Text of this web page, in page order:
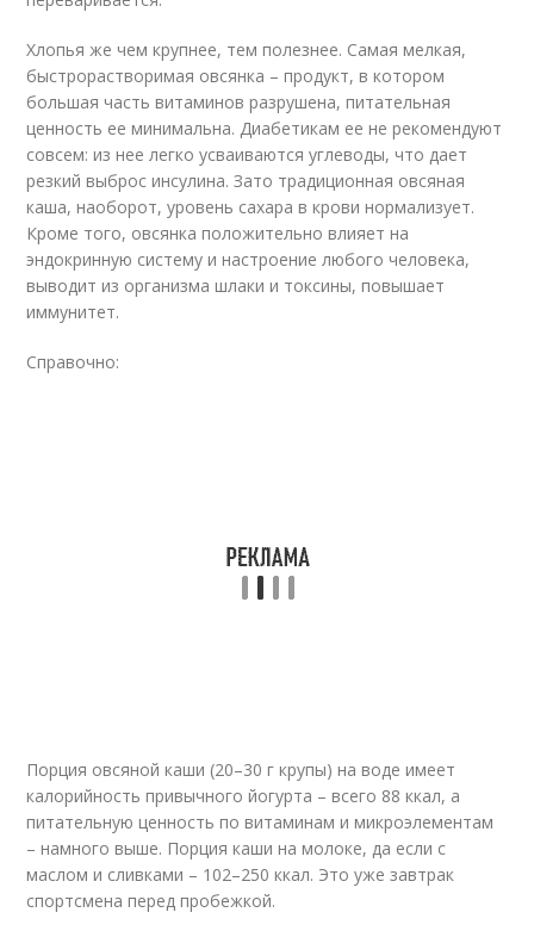
Хлопья же чем крупнее, тем полезнее. Самая мелкая,
быстрорастворимая овсянка – продукт, в котором
большая часть витаминов разрушена, питательная
ценность ее минимальна. Диабетикам ее не рекомендуют
совсем: из нее легко усваиваются углеводы, что дает
резкий выброс инсулина. Зато традиционная овсяная
каша, наоборот, уровень сахара в крови нормализует.
Кроме того, овсянка положительно влияет на
эндокринную систему и настроение любого человека,
выводит из организма шлаки и токсины, повышает
иммунитет.
Справочно:
Порция овсяной каши (20–30 г крупы) на воде имеет
калорийность привычного йогурта – всего 88 ккал, а
питательную ценность по витаминам и микроэлементам
– намного выше. Порция каши на молоке, да если с
маслом и сливками – 102–250 ккал. Это уже завтрак
спортсмена перед пробежкой.